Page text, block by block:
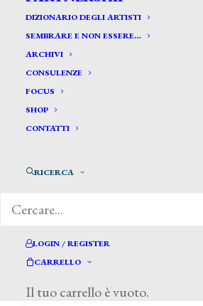
DIZIONARIO DEGLI ARTISTI
SEMBRARE E NON ESSERE…
ARCHIVI
CONSULENZE
FOCUS
SHOP
CONTATTI
RICERCA
LOGIN / REGISTER
CARRELLO
Il tuo carrello è vuoto.
opinioni irragionevoli
di Fabrizio Lemme, da Il
dell'Arte, luglio-agosto